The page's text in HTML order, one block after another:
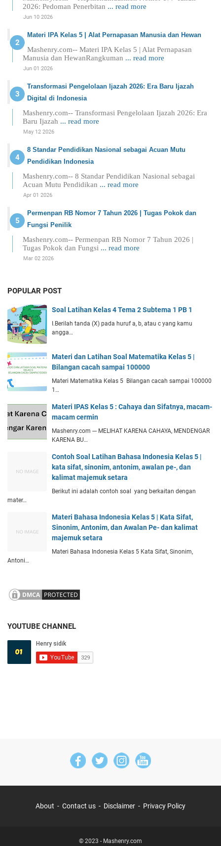
2026: Pedoman Penerbitan ... read more
Jun 10 2026
Materi IPA Kelas 5 | Alat Pernapasan Manusia dan Hewan
Mashenry.com-- Materi IPA Kelas 5 | Alat Pernapasan
Manusia dan HewanRangkuman ... read more
Jun 01 2026
Transformasi Pengelolaan Ijazah 2026: Era Baru Ijazah
Digital di Indonesia
Mashenry.com-- Transformasi Pengelolaan Ijazah 2026: Era
Baru Ijazah ... read more
May 12 2026
8 Standar Pendidikan Nasional sebagai Acuan Mutu
Pendidikan Indonesia
Mashenry.com-- 8 Standar Pendidikan Nasional sebagai
Acuan Mutu Pendidikan ... read more
Apr 01 2026
Permenpan RB Nomor 7 Tahun 2026 | Tugas Pokok dan
Fungsi Penilik
Mashenry.com-- Permenpan RB Nomor 7 Tahun 2026 |
Tugas Pokok dan Fungsi ... read more
Mar 02 2026
POPULAR POST
Soal Latihan Kelas 4 Tema 2 Subtema 1 PB 1
I.Berilah tanda (X) pada huruf a, b, atau c yang kamu
angga…
Materi dan Latihan Soal Matematika Kelas 5 |
Bilangan cacah sampai 100000
Materi Matematika Kelas 5 Bilangan cacah sampai 100000
1…
Materi IPAS Kelas 5 : Cahaya dan Sifatnya, macam-
macam cermin
Mashenry.com --- MELIHAT KARENA CAHAYA, MENDENGAR
KARENA BU…
Contoh Soal Latihan Bahasa Indonesia Kelas 5 |
kata sifat, sinonim, antonim, awalan pe-, dan
kalimat majemuk setara
Berikut ini adalah contoh soal yang berkaitan dengan
mater…
Materi Bahasa Indonesia Kelas 5 | Kata Sifat,
Sinonim, Antonim, dan Awalan Pe- dan kalimat
majemuk setara
Materi Bahasa Indonesia Kelas 5 Kata Sifat, Sinonim,
Antoni…
YOUTUBE CHANNEL
About Contact us Disclaimer Privacy Policy
© 2023 - Mashenry.com